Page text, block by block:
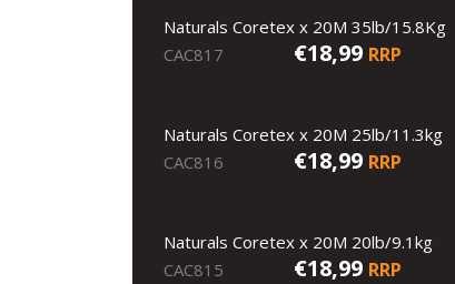
Naturals Coretex x 20M 35lb/15.8Kg
CAC817
€18,99 RRP
Naturals Coretex x 20M 25lb/11.3kg
CAC816
€18,99 RRP
Naturals Coretex x 20M 20lb/9.1kg
CAC815
€18,99 RRP